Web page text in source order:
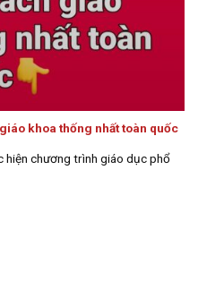
khoa thống nhất toàn quốc
hiện chương trình giáo dục phổ